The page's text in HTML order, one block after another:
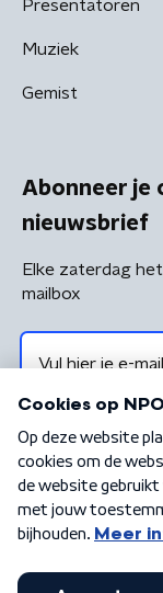
Presentatoren
Muziek
Gemist
Abonneer je
nieuwsbrief
Elke zaterdag
mailbox
Algemene